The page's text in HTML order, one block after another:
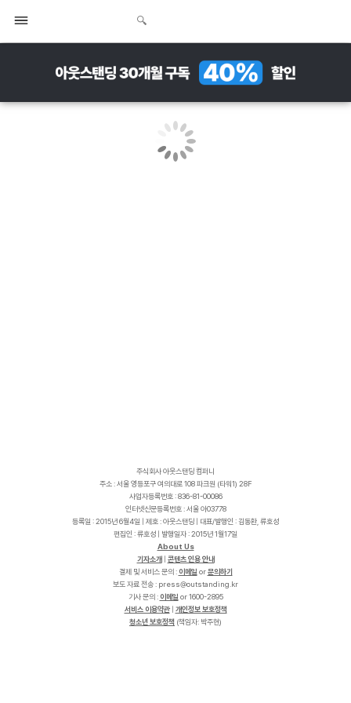
주식회사 아웃스탠딩 컴퍼니
주소 : 서울 영등포구 여의대로 108 파크원 (타워1) 28F
사업자등록번호 : 836-81-00086
인터넷신문등록번호 : 서울 아03778
등록일 : 2015년 6월4일 | 제호 : 아웃스탠딩 | 대표/발행인 : 김동환, 류호성
편집인 : 류호성 | 발행일자 : 2015년 1월17일
About Us
기자소개
콘텐츠 인용 안내
결제 및 서비스 문의 : 이메일 or문의하기
보도 자료 전송 :
r
k
.
g
n
i
d
n
a
t
s
t
u
o
@
s
s
e
r
p
기사 문의 : 이메일 or 1600-2895
서비스 이용약관| 개인정보 보호정책
청소년 보호정책 (책임자: 박주현)